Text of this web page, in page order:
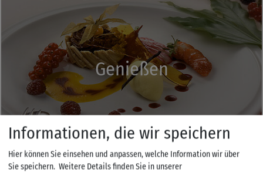
Genießen
Informationen, die wir speichern
Hier können Sie einsehen und anpassen, welche Information wir über
Sie speichern. Weitere Details finden Sie in unserer